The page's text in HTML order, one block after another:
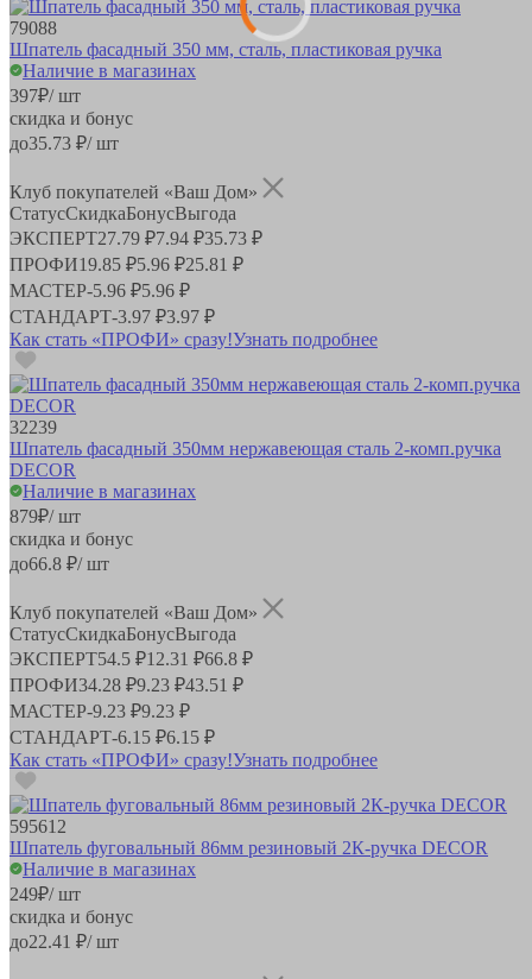
79088
Шпатель фасадный 350 мм, сталь, пластиковая ручка
Наличие в магазинах
397₽/ шт
скидка и бонус
до35.73 ₽/ шт
Клуб покупателей «Ваш Дом»
СтатусСкидкаБонусВыгода
ЭКСПЕРТ27.79 ₽7.94 ₽35.73 ₽
ПРОФИ19.85 ₽5.96 ₽25.81 ₽
МАСТЕР-5.96 ₽5.96 ₽
СТАНДАРТ-3.97 ₽3.97 ₽
Как стать «ПРОФИ» сразу!Узнать подробнее
32239
Шпатель фасадный 350мм нержавеющая сталь 2-комп.ручка
DECOR
Наличие в магазинах
879₽/ шт
скидка и бонус
до66.8 ₽/ шт
Клуб покупателей «Ваш Дом»
СтатусСкидкаБонусВыгода
ЭКСПЕРТ54.5 ₽12.31 ₽66.8 ₽
ПРОФИ34.28 ₽9.23 ₽43.51 ₽
МАСТЕР-9.23 ₽9.23 ₽
СТАНДАРТ-6.15 ₽6.15 ₽
Как стать «ПРОФИ» сразу!Узнать подробнее
595612
Шпатель фуговальный 86мм резиновый 2К-ручка DECOR
Наличие в магазинах
249₽/ шт
скидка и бонус
до22.41 ₽/ шт